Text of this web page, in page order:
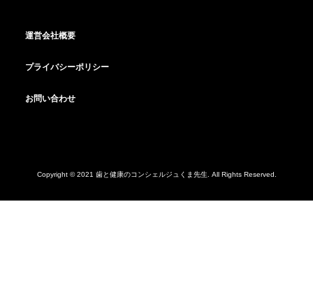
運営会社概要
プライバシーポリシー
お問い合わせ
Copyright © 2021 歯と健康のコンシェルジュくま先生. All Rights Reserved.